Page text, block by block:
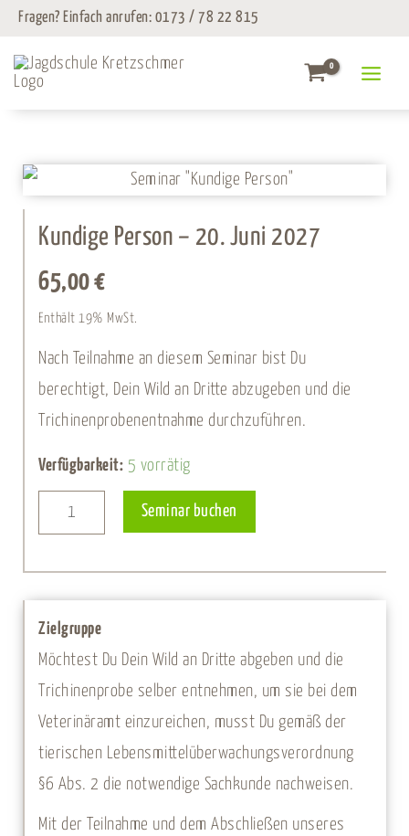
Zum
springen
Fragen? Einfach anrufen: 0173 / 78 22 815
Kundige Person – 20. Juni 2027
65,00€
Enthält 19% MwSt.
Nach Teilnahme an diesem Seminar bist Du
berechtigt, Dein Wild an Dritte abzugeben und die
Trichinenprobenentnahme durchzuführen.
Verfügbarkeit: 5 vorrätig
Kundige
Person
2027
Menge
Seminar buchen
Zielgruppe
Möchtest Du Dein Wild an Dritte abgeben und die
Trichinenprobe selber entnehmen, um sie bei dem
Veterinäramt einzureichen, musst Du gemäß der
tierischen Lebensmittelüberwachungsverordnung
§6 Abs. 2 die notwendige Sachkunde nachweisen.
Mit der Teilnahme und dem Abschließen unseres